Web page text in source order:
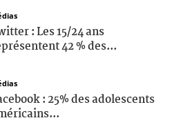
: Les 15/24 ans
42 % des...
: 25% des adolescents